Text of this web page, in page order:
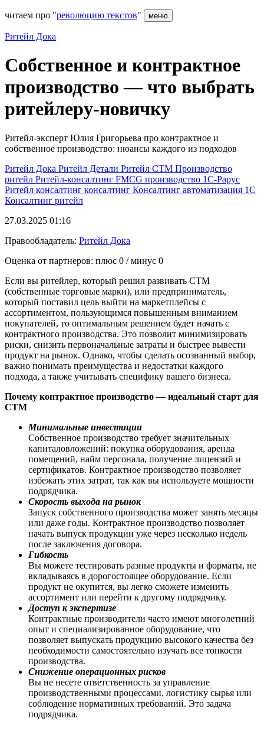
читаем про "революцию текстов" меню
Ритейл Дока
Собственное и контрактное
производство — что выбрать
ритейлеру-новичку
Ритейл-эксперт Юлия Григорьева про контрактное и
собственное производство: нюансы каждого из подходов
Ритейл Дока Ритейл Детали Ритейл СТМ Производство
ритейл Ритейл-консалтинг FMCG производство 1С-Рарус
Ритейл консалтинг консалтинг Консалтинг автоматизация 1С
Консалтинг ритейл
27.03.2025 01:16
Правообладатель: Ритейл Дока
Оценка от партнеров: плюс 0 / минус 0
Если вы ритейлер, который решил развивать СТМ
(собственные торговые марки), или предприниматель,
который поставил цель выйти на маркетплейсы с
ассортиментом, пользующимся повышенным вниманием
покупателей, то оптимальным решением будет начать с
контрактного производства. Это позволит минимизировать
риски, снизить первоначальные затраты и быстрее вывести
продукт на рынок. Однако, чтобы сделать осознанный выбор,
важно понимать преимущества и недостатки каждого
подхода, а также учитывать специфику вашего бизнеса.
Почему контрактное производство — идеальный старт для
СТМ
Минимальные инвестиции
Собственное производство требует значительных
капиталовложений: покупка оборудования, аренда
помещений, найм персонала, получение лицензий и
сертификатов. Контрактное производство позволяет
избежать этих затрат, так как вы используете мощности
подрядчика.
Скорость выхода на рынок
Запуск собственного производства может занять месяцы
или даже годы. Контрактное производство позволяет
начать выпуск продукции уже через несколько недель
после заключения договора.
Гибкость
Вы можете тестировать разные продукты и форматы, не
вкладываясь в дорогостоящее оборудование. Если
продукт не окупится, вы легко сможете изменить
ассортимент или перейти к другому подрядчику.
Доступ к экспертизе
Контрактные производители часто имеют многолетний
опыт и специализированное оборудование, что
позволяет выпускать продукцию высокого качества без
необходимости самостоятельно изучать все тонкости
производства.
Снижение операционных рисков
Вы не несете ответственность за управление
производственными процессами, логистику сырья или
соблюдение нормативных требований. Это задача
подрядчика.